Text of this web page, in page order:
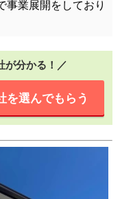
事業展開をしており
が分かる！／
を選んでもらう